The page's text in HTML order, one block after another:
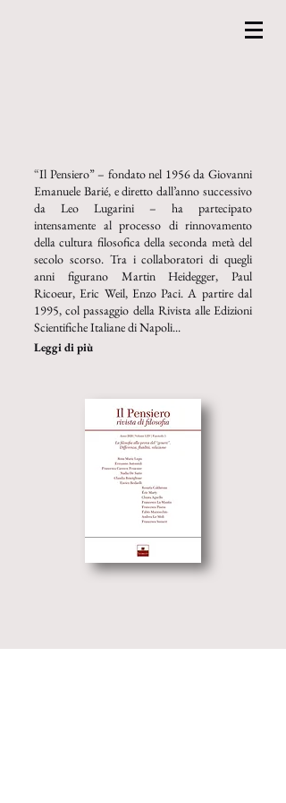
“Il Pensiero” – fondato nel 1956 da Giovanni
Emanuele Barié, e diretto dall’anno successivo
da Leo Lugarini – ha partecipato
intensamente al processo di rinnovamento
della cultura filosofica della seconda metà del
secolo scorso. Tra i collaboratori di quegli
anni figurano Martin Heidegger, Paul
Ricoeur, Eric Weil, Enzo Paci. A partire dal
1995, col passaggio della Rivista alle Edizioni
Scientifiche Italiane di Napoli...
Leggi di più